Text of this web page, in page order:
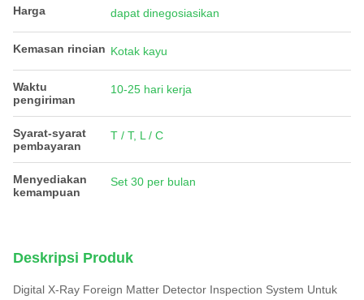
Harga dapat dinegosiasikan
Kemasan rincian Kotak kayu
Waktu
pengiriman
10-25 hari kerja
Syarat-syarat
pembayaran
T / T, L / C
Menyediakan
kemampuan
Set 30 per bulan
Deskripsi Produk
Digital X-Ray Foreign Matter Detector Inspection System Untuk